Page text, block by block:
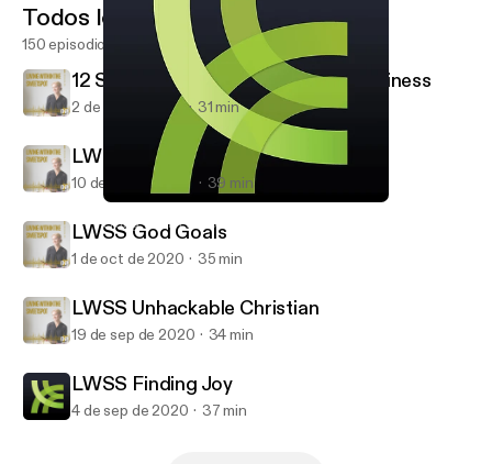
Living Within the Sweet Spot with Niccie Kliegl
Todos los episodios
150 episodios
12 Steps For Starting An Online Business
2 de mar de 2021 31 min
LWSS Keep the Faith
10 de oct de 2020 39 min
LWSS God Goals
1 de oct de 2020 35 min
LWSS Unhackable Christian
19 de sep de 2020 34 min
LWSS Finding Joy
4 de sep de 2020 37 min